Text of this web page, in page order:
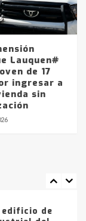
Lauquen#
de 17
ingresar a
sin
en
Axion
vendrá
gran parte
en la
edificio de